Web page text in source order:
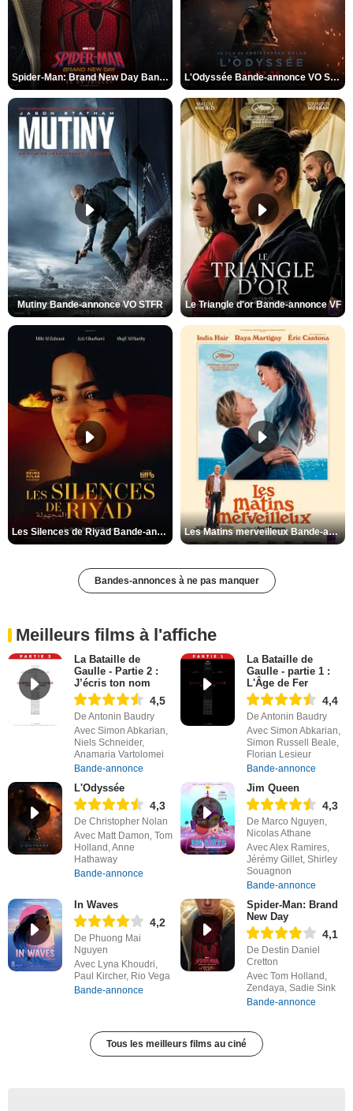
Spider-Man: Brand New Day Bande-annonce VO STFR L'Odyssée Bande-annonce VO STFR
Mutiny Bande-annonce VO STFR Le Triangle d'or Bande-annonce VF
Les Silences de Riyad Bande-annonce VO STFR Les Matins merveilleux Bande-annonce VF
Bandes-annonces à ne pas manquer
Meilleurs films à l'affiche
La Bataille de
Gaulle - Partie 2 :
J’écris ton nom
4,5
De Antonin Baudry
Avec Simon Abkarian,
Niels Schneider,
Anamaria Vartolomei
Bande-annonce
La Bataille de
Gaulle - partie 1 :
L'Âge de Fer
4,4
De Antonin Baudry
Avec Simon Abkarian,
Simon Russell Beale,
Florian Lesieur
Bande-annonce
L'Odyssée
4,3
De Christopher Nolan
Avec Matt Damon, Tom
Holland, Anne
Hathaway
Bande-annonce
Jim Queen
4,3
De Marco Nguyen,
Nicolas Athane
Avec Alex Ramires,
Jérémy Gillet, Shirley
Souagnon
Bande-annonce
In Waves
4,2
De Phuong Mai
Nguyen
Avec Lyna Khoudri,
Paul Kircher, Rio Vega
Bande-annonce
Spider-Man: Brand
New Day
4,1
De Destin Daniel
Cretton
Avec Tom Holland,
Zendaya, Sadie Sink
Bande-annonce
Tous les meilleurs films au ciné